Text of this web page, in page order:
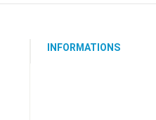
INFORMATIONS